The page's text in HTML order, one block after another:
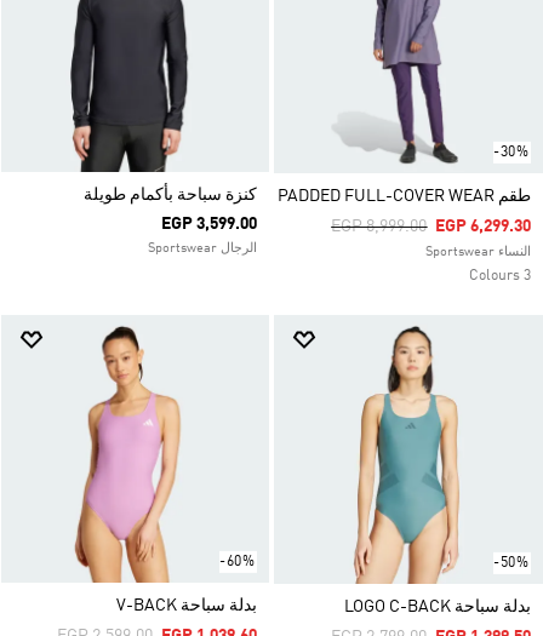
-30%
طقم PADDED FULL-COVER WEAR
Price Reduced From
EGP 8,999.00ToEGP 6,299.30
النساء Sportswear
3 Colours
كنزة سباحة بأكمام طويلة
EGP 3,599.00
الرجال Sportswear
-50%
بدلة سباحة LOGO C-BACK
-60%
بدلة سباحة V-BACK